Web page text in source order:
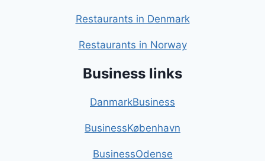
Restaurants in Denmark
Restaurants in Norway
Business links
DanmarkBusiness
BusinessKøbenhavn
BusinessOdense